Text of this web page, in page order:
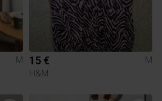
M
15 €
M
H&M